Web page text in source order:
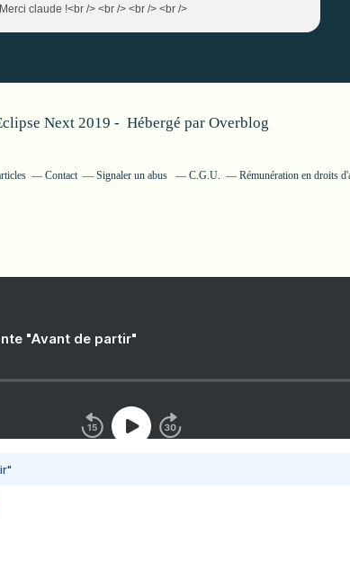
claude !<br /> <br /> <br /> <br />
Next 2019 - Hébergé par Overblog
Contact Signaler un abus C.G.U. Rémunération en droits
"Avant de partir"